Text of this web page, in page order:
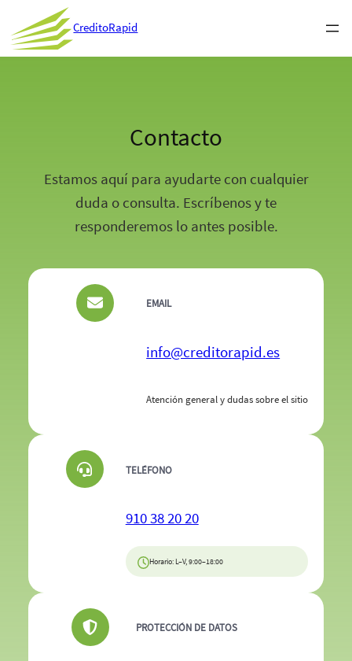
CreditoRapid
Contacto
Estamos aquí para ayudarte con cualquier
duda o consulta. Escríbenos y te
responderemos lo antes posible.
EMAIL
info@creditorapid.es
Atención general y dudas sobre el sitio
TELÉFONO
910 38 20 20
Horario: L–V, 9:00–18:00
PROTECCIÓN DE DATOS